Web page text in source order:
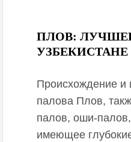
ПЛОВ:
УЗБЕКИСТАНЕ
Происхождение и
палова Плов,
палов, оши-
имеющее